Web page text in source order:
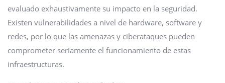
evaluado exhaustivamente su impacto en la seguridad.
Existen vulnerabilidades a nivel de hardware, software y
redes, por lo que las amenazas y ciberataques pueden
comprometer seriamente el funcionamiento de estas
infraestructuras.